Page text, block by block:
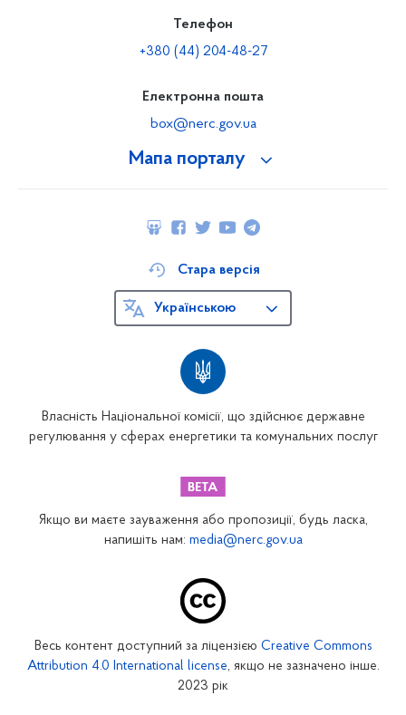
Мапа порталу
Телефон
+380 (44) 204-48-27
Електронна пошта
box@nerc.gov.ua
Власність Національної комісії, що здійснює державне
регулювання у сферах енергетики та комунальних послуг
Стара версія
Українською
Якщо ви маєте зауваження або пропозиції, будь ласка,
напишіть нам: media@nerc.gov.ua
Весь контент доступний за ліцензією Creative Commons
Attribution 4.0 International license, якщо не зазначено інше.
2023 рік